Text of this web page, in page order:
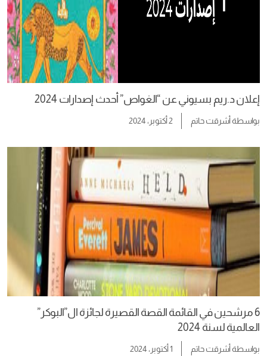
إعلان د.ريم بسيوني عن “الغواص” أحدث إصدارات 2024
بواسطةأشرقت حاتم 2 أكتوبر، 2024
6 مرشحين في القائمة القصة القصيرة لجائزة ال”البوكر”
العالمية لسنة 2024
بواسطةأشرقت حاتم 1 أكتوبر، 2024